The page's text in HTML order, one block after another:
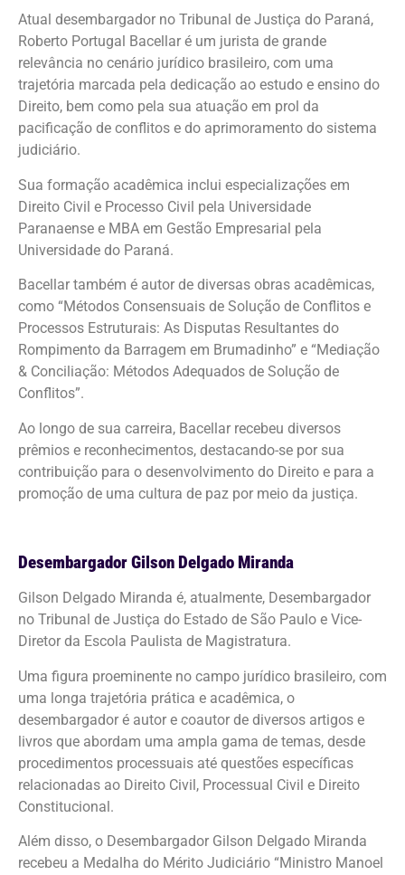
Atual desembargador no Tribunal de Justiça do Paraná,
Roberto Portugal Bacellar é um jurista de grande
relevância no cenário jurídico brasileiro, com uma
trajetória marcada pela dedicação ao estudo e ensino do
Direito, bem como pela sua atuação em prol da
pacificação de conflitos e do aprimoramento do sistema
judiciário.
Sua formação acadêmica inclui especializações em
Direito Civil e Processo Civil pela Universidade
Paranaense e MBA em Gestão Empresarial pela
Universidade do Paraná.
Bacellar também é autor de diversas obras acadêmicas,
como “Métodos Consensuais de Solução de Conflitos e
Processos Estruturais: As Disputas Resultantes do
Rompimento da Barragem em Brumadinho” e “Mediação
& Conciliação: Métodos Adequados de Solução de
Conflitos”.
Ao longo de sua carreira, Bacellar recebeu diversos
prêmios e reconhecimentos, destacando-se por sua
contribuição para o desenvolvimento do Direito e para a
promoção de uma cultura de paz por meio da justiça.
Desembargador Gilson Delgado Miranda
Gilson Delgado Miranda é, atualmente, Desembargador
no Tribunal de Justiça do Estado de São Paulo e Vice-
Diretor da Escola Paulista de Magistratura.
Uma figura proeminente no campo jurídico brasileiro, com
uma longa trajetória prática e acadêmica, o
desembargador é autor e coautor de diversos artigos e
livros que abordam uma ampla gama de temas, desde
procedimentos processuais até questões específicas
relacionadas ao Direito Civil, Processual Civil e Direito
Constitucional.
Além disso, o Desembargador Gilson Delgado Miranda
recebeu a Medalha do Mérito Judiciário “Ministro Manoel